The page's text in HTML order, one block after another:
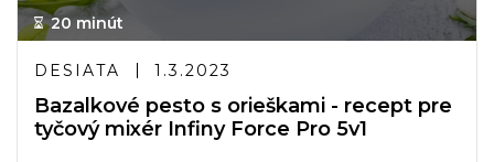
20 minút
DESIATA 1.3.2023
Bazalkové pesto s orieškami - recept pre
tyčový mixér Infiny Force Pro 5v1